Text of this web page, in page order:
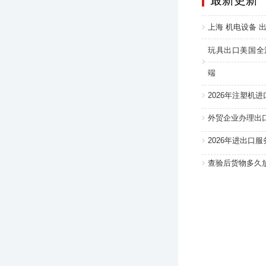
上海 机电设备
玩具出口美国
端
2026年注塑机进
外贸企业办理出
2026年进出口服
查验后货物多久